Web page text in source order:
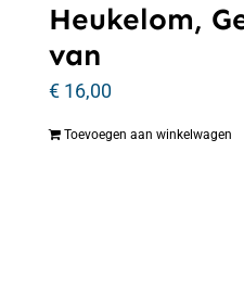
Heukelom,
van
€ 16,00
Toevoegen aan winkelwagen